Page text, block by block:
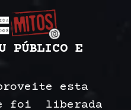
PÚBLICO E
esta
foi liberada